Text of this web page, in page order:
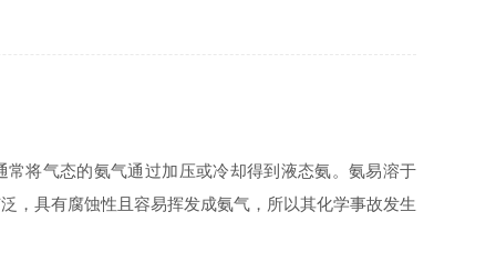
将气态的氨气通过加压或冷却得到液态氨。氨易溶于
，具有腐蚀性且容易挥发成氨气，所以其化学事故发生